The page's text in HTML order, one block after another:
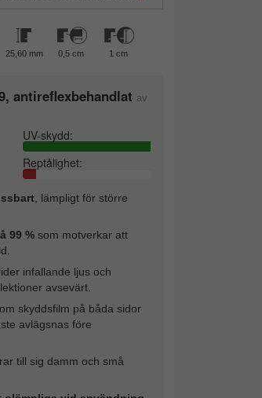
25,60 mm 0,5 cm 1 cm
antireflexbehandlat av
UV-skydd:
Reptålighet:
, lämpligt för större
99 %som motverkar att
infallande ljus och
avsevärt.
skyddsfilm på båda sidor
avlägsnas före
till sig damm och små